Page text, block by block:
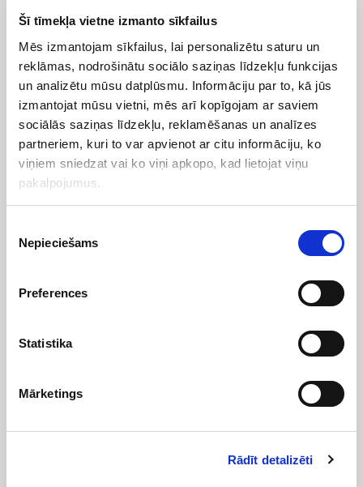
Šī tīmekļa vietne izmanto sīkfailus
Mēs izmantojam sīkfailus, lai personalizētu saturu un
reklāmas, nodrošinātu sociālo saziņas līdzekļu funkcijas
un analizētu mūsu datplūsmu. Informāciju par to, kā jūs
izmantojat mūsu vietni, mēs arī kopīgojam ar saviem
sociālās saziņas līdzekļu, reklamēšanas un analīzes
partneriem, kuri to var apvienot ar citu informāciju, ko
viņiem sniedzat vai ko viņi apkopo, kad lietojat viņu
pakalpojumus.
izvēle
Nepieciešams
Preferences
Statistika
Mārketings
Rādīt detalizēti
-14 m³
-50 stundu